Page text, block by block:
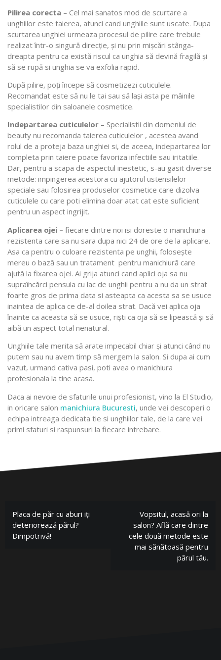
Pilirea corecta – Cel mai sanatos mod de scurtare a
unghiilor este taierea, atunci cand unghiile sunt uscate. Dupa
scurtarea unghiei urmeaza procesul de pilire care trebuie
realizat într-o singură direcție, și nu prin mișcări stânga-
dreapta pentru ca există riscul ca unghia să devină fragilă și
să se rupă si unghia se va exfolia rapid.
După pilire, poți începe să cosmetizezi cuticulele.
Recomandat este să nu le tai sau să lași asta pe mâinile
specialistilor din saloanele cosmetice.
Indepartarea cuticulelor – Specialistii din domeniul de
beauty nu recomanda taierea cuticulelor , acestea avand
rolul de a proteja baza unghiei si, de aceea, indepartarea lor
completa prin taiere poate favoriza infectiile sau iritatiile.
Dar, pentru a scapa de aspectul inestetic, s-au gasit diverse
metode: impingerea acestora cu ajutorul ustensilelor
speciale sau folosirea produselor cosmetice care dizolva
cuticulele cu care poti elimina doar atat cat este suficient
pentru un aspect ingrijit.
Aplicarea ojei – fiecare dintre noi isi doreste o manichiura
rezistenta care sa nu sara dupa nici 24 de ore de la aplicare.
Asa ca pentru o culoare rezistenta pe unghii, folosește
mereu o bază sau un tratament pentru manichiură care
ajută la fixarea ojei. Ai grija atunci cand aplici oja sa nu
supraîncărci pensula cu lac de unghii pentru a nu da un strat
foarte gros de prima data si asteapta ca acesta sa se usuce
inaintea de aplica ce de-al doilea strat. Dacă vei aplica oja
înainte ca aceasta să se usuce, riști ca oja să se lipească și să
aibă un aspect total nenatural.
Unghiile tale merita să arate impecabil chiar și atunci când nu
putem sau nu avem timp să mergem la salon. Si dupa ai cum
vazut, urmand cativa pasi, poti avea o manichiura
profesionala la tine acasa.
Daca ai nevoie de sfaturile unui profesionist, vino la El Studio,
in oricare salon manichiura Bucuresti, unde vei descoperi o
echipa intreaga dedicata tie si unghiilor tale, de la care vei
primi sfaturi si raspunsuri la fiecare intrebare.
Placa de păr cu aburi iți
deteriorează părul?
Dimpotrivă!
Vopsitul, acasă ori la
salon? Află care dintre
cele două metode este
mai sănătoasă pentru
părul tău.